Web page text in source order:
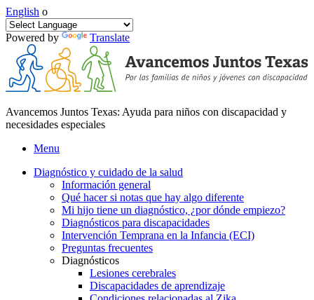
English o
Powered by Translate
Avancemos Juntos Texas: Ayuda para niños con discapacidad y
necesidades especiales
Menu
Diagnóstico y cuidado de la salud
Información general
Qué hacer si notas que hay algo diferente
Mi hijo tiene un diagnóstico, ¿por dónde empiezo?
Diagnósticos para discapacidades
Intervención Temprana en la Infancia (ECI)
Preguntas frecuentes
Diagnósticos
Lesiones cerebrales
Discapacidades de aprendizaje